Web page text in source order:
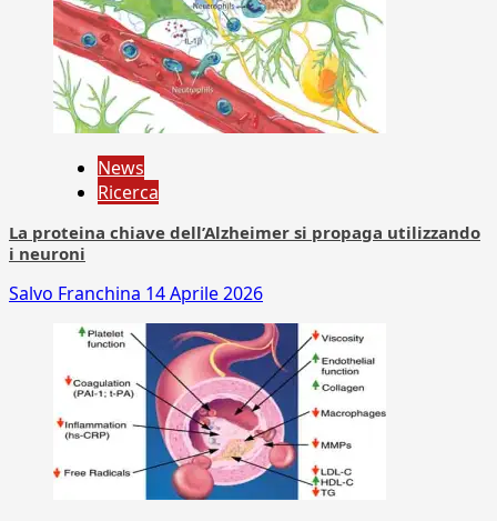
News
Ricerca
La proteina chiave dell’Alzheimer si propaga utilizzando
i neuroni
Salvo Franchina 14 Aprile 2026